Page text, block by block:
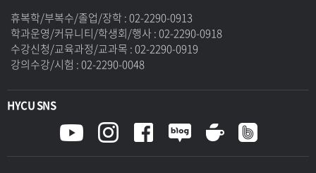
HYCU SNS
휴복학/부복수/졸업/장학 : 02-2290-0913
학과운영/커뮤니티/학생회/행사 : 02-2290-0918
수강신청/교육과정/교과목 : 02-2290-0919
강의수강/시험 : 02-2290-0048